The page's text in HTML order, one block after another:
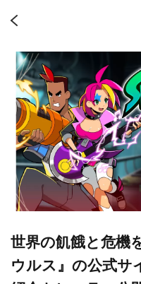
世界の飢餓と危機
ウルス』の公式サ